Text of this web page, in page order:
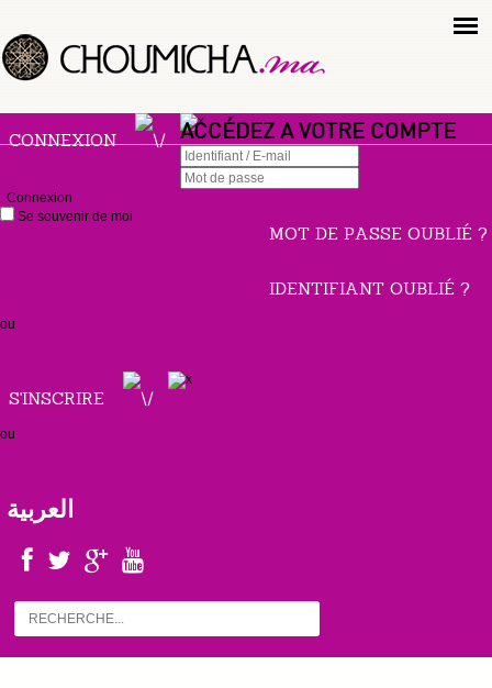
CONNEXION ACCÉDEZ A VOTRE COMPTE
Connexion
Se souvenir de moi
MOT DE PASSE OUBLIÉ ?
IDENTIFIANT OUBLIÉ ?
ou
S'INSCRIRE
ou
العربية